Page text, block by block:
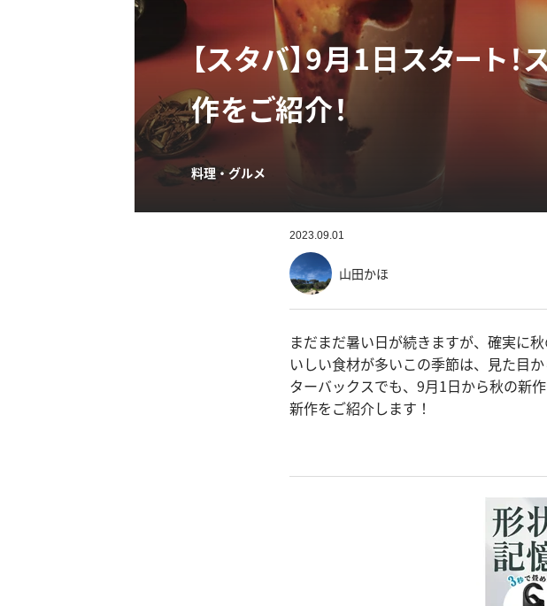
【スタバ】9月1日スタート
作をご紹介！
料理・グルメ
2023.09.01
山田かほ
まだまだ暑い日が続きますが、確実に
いしい食材が多いこの季節は、見た目
ターバックスでも、9月1日から秋の新
新作をご紹介します！